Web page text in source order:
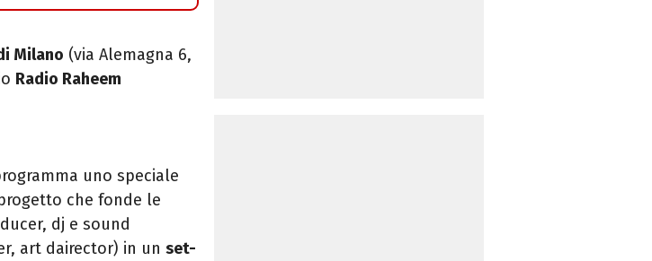
Milano (via Alemagna 6,
Radio Raheem
uno speciale
che fonde le
dj e sound
art dairector) in un set-